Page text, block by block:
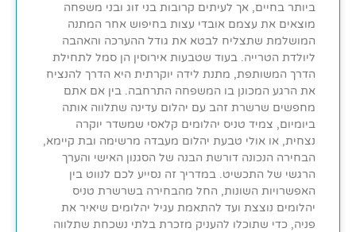
ביותר בחיים, אך לעיתים קרובות בני זוג ובני משפחה
מוצאים את עצמם אובדי עצות בחיפוש אחר המתנה
המושלמת שתצליח לבטא את גודל ההערכה והאהבה
ליולדת הטרייה. בעוד שטבעות אירוסין הן סמל לתחילת
הדרך המשותפת, מתנת לידה יוקרתית היא הדרך להנציח
את הרגע המכונן בו המשפחה התרחבה. בין אם אתם
מחפשים שרשרת זהב עם יהלום עדינה שתלווה אותה
ביומיום, צמיד טניס יהלומים קלאסי שמשדר יוקרה
נצחית, או אולי טבעת יהלום מעבדה מרשימה ובת קיימא,
הבחירה הנכונה דורשת הבנה של הסגנון האישי והערך
הרגשי של התכשיט. במדריך זה נסייע לכם לנווט בין
האפשרויות השונות, החל מהבחירה בשרשרת טניס
יהלומים נוצצת ועד להתאמת עגיל יהלומים שיאיר את
פניה, כדי שתוכלו להעניק מזכרת בלתי נשכחת שתלווה